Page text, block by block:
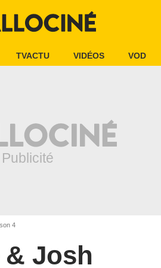
TVACTU VIDÉOS VOD
4
& Josh